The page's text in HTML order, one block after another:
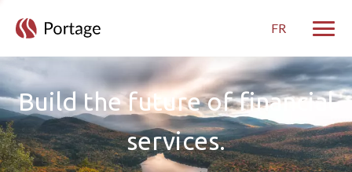
FR
Build the future of financial
services.